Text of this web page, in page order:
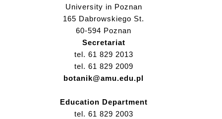
University in Poznan
165 Dabrowskiego St.
60-594 Poznan
Secretariat
tel. 61 829 2013
tel. 61 829 2009
botanik@amu.edu.pl
Education Department
tel. 61 829 2003